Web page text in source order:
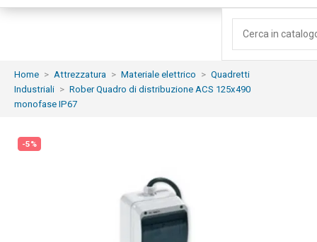
Home Attrezzatura Materiale elettrico
Quadretti
Industriali
Rober Quadro di distribuzione ACS 125x490
monofase IP67
-5%